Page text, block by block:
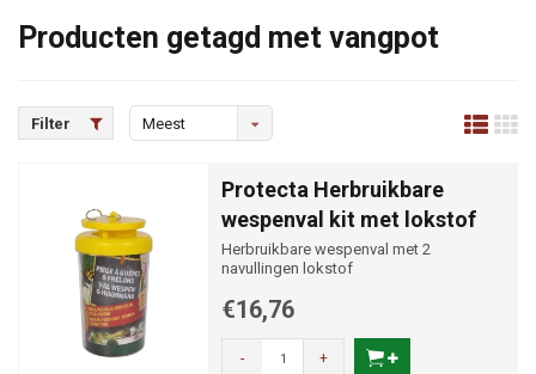
Producten getagd met vangpot
Filter
Meest
Protecta Herbruikbare
wespenval kit met lokstof
Herbruikbare wespenval met 2
navullingen lokstof
€16,76
- +